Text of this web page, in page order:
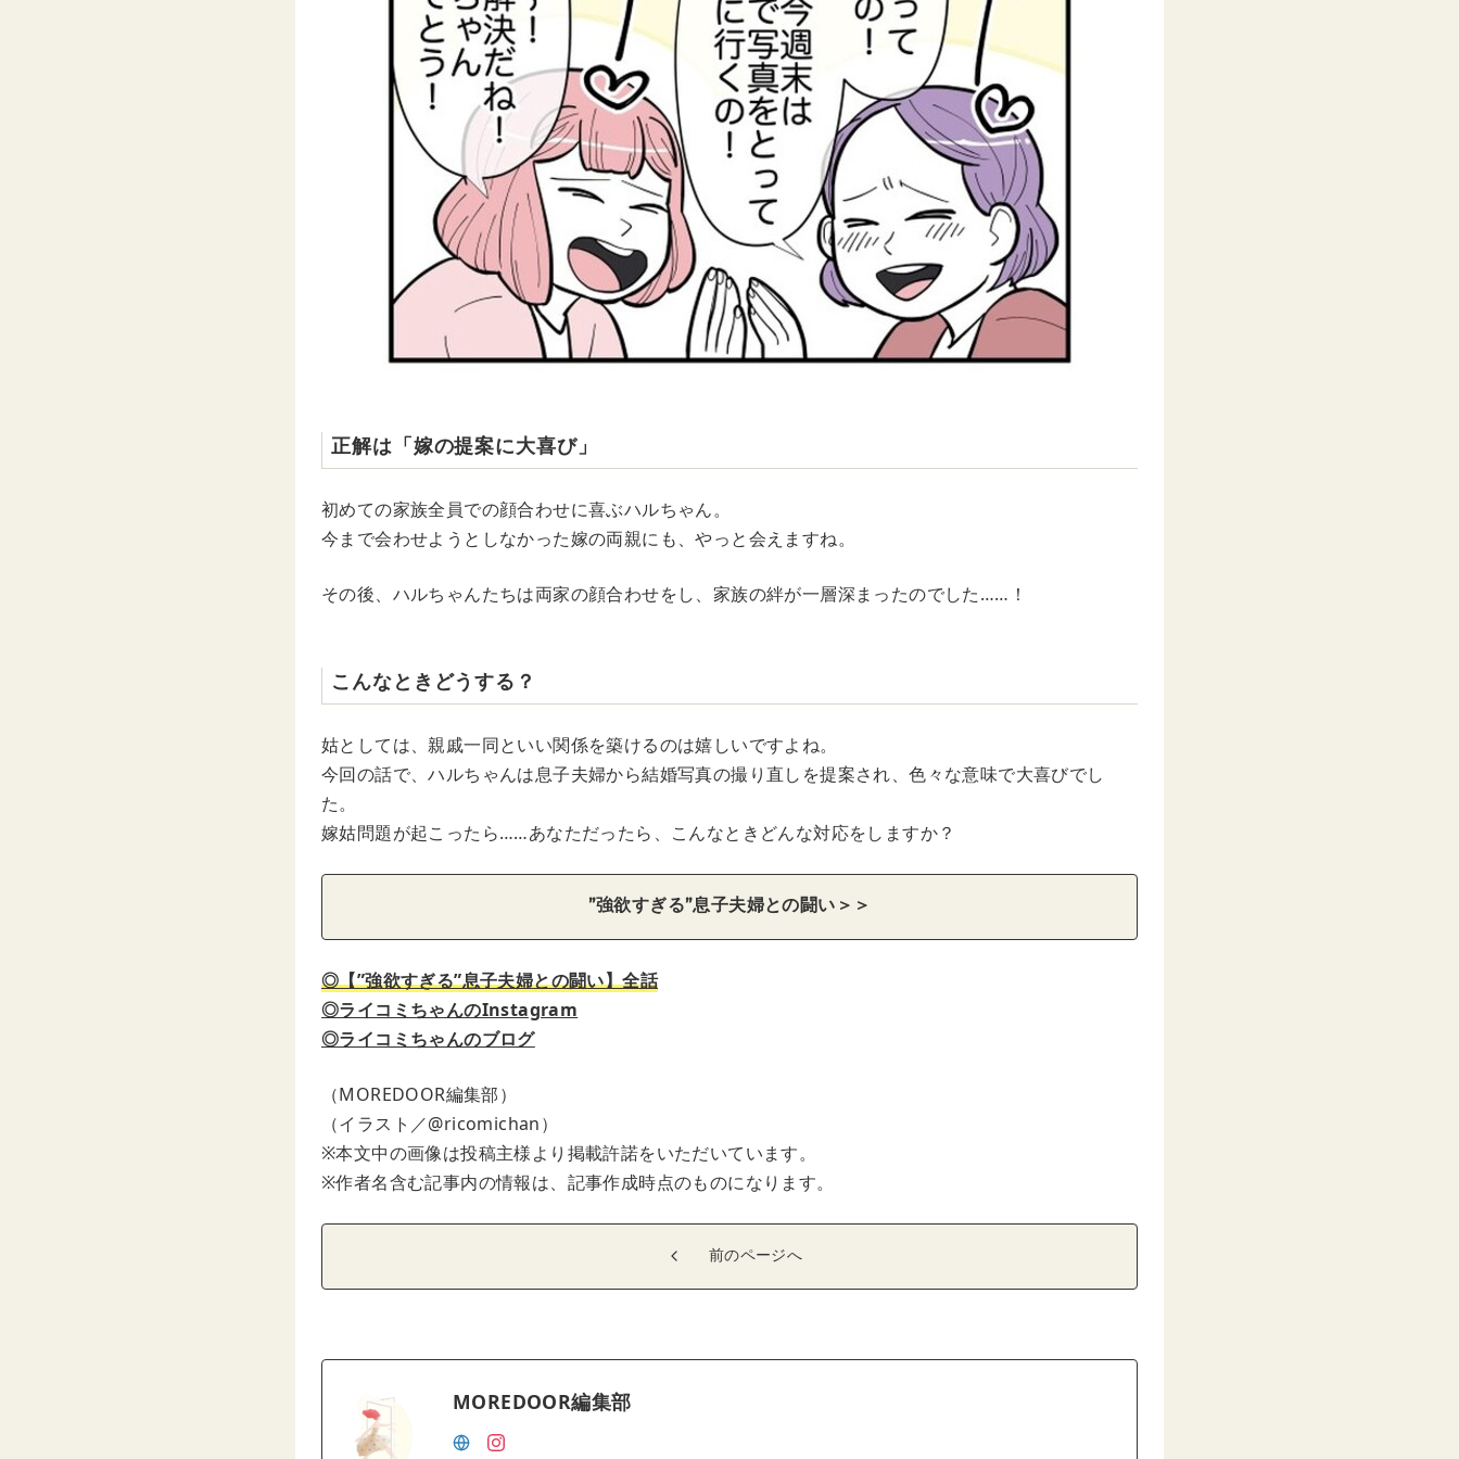
正解は「嫁の提案に大喜び」
初めての家族全員での顔合わせに喜ぶハルちゃん。
今まで会わせようとしなかった嫁の両親にも、やっと会えますね。
その後、ハルちゃんたちは両家の顔合わせをし、家族の絆が一層深まったのでした……！
こんなときどうする？
姑としては、親戚一同といい関係を築けるのは嬉しいですよね。
今回の話で、ハルちゃんは息子夫婦から結婚写真の撮り直しを提案され、色々な意味で大喜びでし
た。
嫁姑問題が起こったら……あなただったら、こんなときどんな対応をしますか？
”強欲すぎる”息子夫婦との闘い＞＞
◎【”強欲すぎる”息子夫婦との闘い】全話
◎ライコミちゃんのInstagram
◎ライコミちゃんのブログ
（MOREDOOR編集部）
（イラスト／@ricomichan）
※本文中の画像は投稿主様より掲載許諾をいただいています。
※作者名含む記事内の情報は、記事作成時点のものになります。
前のページへ
MOREDOOR編集部